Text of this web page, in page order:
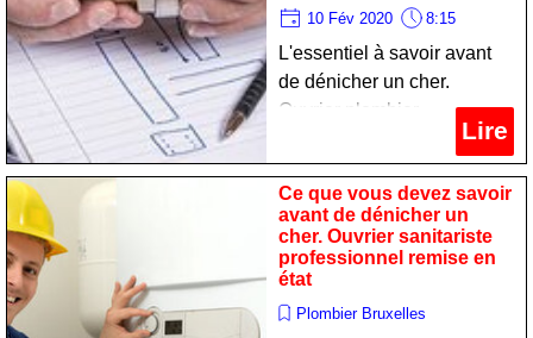
10 Fév 2020 8:15
L'essentiel à savoir avant
de dénicher un cher.
Ouvrier plombier
professionnel remise en
état
Lire
Ce que vous devez savoir
avant de dénicher un
cher. Ouvrier sanitariste
professionnel remise en
état
Plombier Bruxelles